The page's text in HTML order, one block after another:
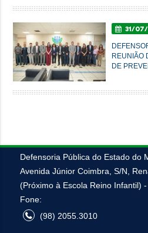
31/
REUNIÃO
DE
Defensoria Pública do Estado do
Avenida Júnior Coimbra, S/N,
(Próximo à Escola Reino Infantil)
Fone:
(98) 2055.3010